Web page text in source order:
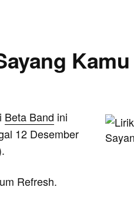
Kamu
Beta Band ini
12 Desember
Refresh.